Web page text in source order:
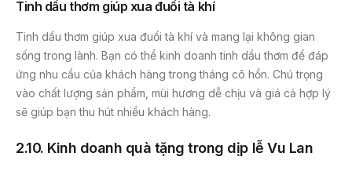
Tinh dầu thơm giúp xua đuổi tà khí
Tinh dầu thơm giúp xua đuổi tà khí và mang lại không gian
sống trong lành. Bạn có thể kinh doanh tinh dầu thơm để đáp
ứng nhu cầu của khách hàng trong tháng cô hồn. Chú trọng
vào chất lượng sản phẩm, mùi hương dễ chịu và giá cả hợp lý
sẽ giúp bạn thu hút nhiều khách hàng.
2.10. Kinh doanh quà tặng trong dịp lễ Vu Lan